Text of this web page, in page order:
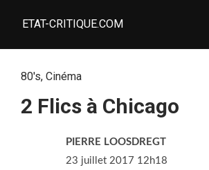
ETAT-CRITIQUE.COM
80's, Cinéma
2 Flics à Chicago
PIERRE LOOSDREGT
23 juillet 2017 12h18